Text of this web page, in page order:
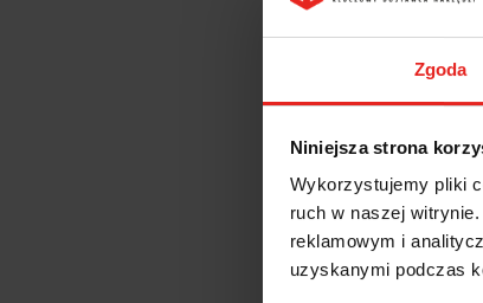
Zgoda
Niniejsza strona
Wykorzystujemy pliki
ruch w naszej
reklamowym i
uzyskanymi podczas